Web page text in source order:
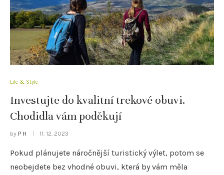
Life & Style
Investujte do kvalitní trekové obuvi.
Chodidla vám poděkují
by P H 11. 12. 2023
Pokud plánujete náročnější turistický výlet, potom se
neobejdete bez vhodné obuvi, která by vám měla